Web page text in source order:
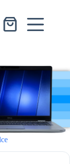
Koszyk